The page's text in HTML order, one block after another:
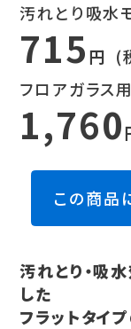
汚れとり吸水
715円 (
フロアガラス
1,760
この商品
汚れとり・吸
した
フラットタイ